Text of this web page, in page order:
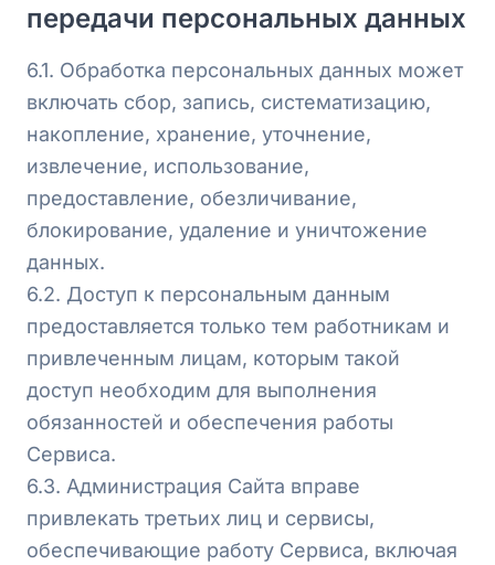
передачи персональных данных
6.1. Обработка персональных данных может
включать сбор, запись, систематизацию,
накопление, хранение, уточнение,
извлечение, использование,
предоставление, обезличивание,
блокирование, удаление и уничтожение
данных.
6.2. Доступ к персональным данным
предоставляется только тем работникам и
привлеченным лицам, которым такой
доступ необходим для выполнения
обязанностей и обеспечения работы
Сервиса.
6.3. Администрация Сайта вправе
привлекать третьих лиц и сервисы,
обеспечивающие работу Сервиса, включая